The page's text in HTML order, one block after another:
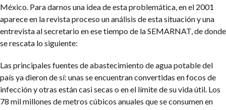
México. Para darnos una idea de esta problemática, en el 2001
aparece en la revista proceso un análisis de esta situación y una
entrevista al secretario en ese tiempo de la SEMARNAT, de donde
se rescata lo siguiente:
Las principales fuentes de abastecimiento de agua potable del
país ya dieron de sí: unas se encuentran convertidas en focos de
infección y otras están casi secas o en el límite de su vida útil. Los
78 mil millones de metros cúbicos anuales que se consumen en